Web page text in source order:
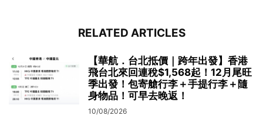
RELATED ARTICLES
【華航．台北抵價｜跨年出發】香港
飛台北來回連稅$1,568起！12月尾旺
季出發！包寄艙行李＋手提行李＋隨
身物品！可早去晚返！
10/08/2026